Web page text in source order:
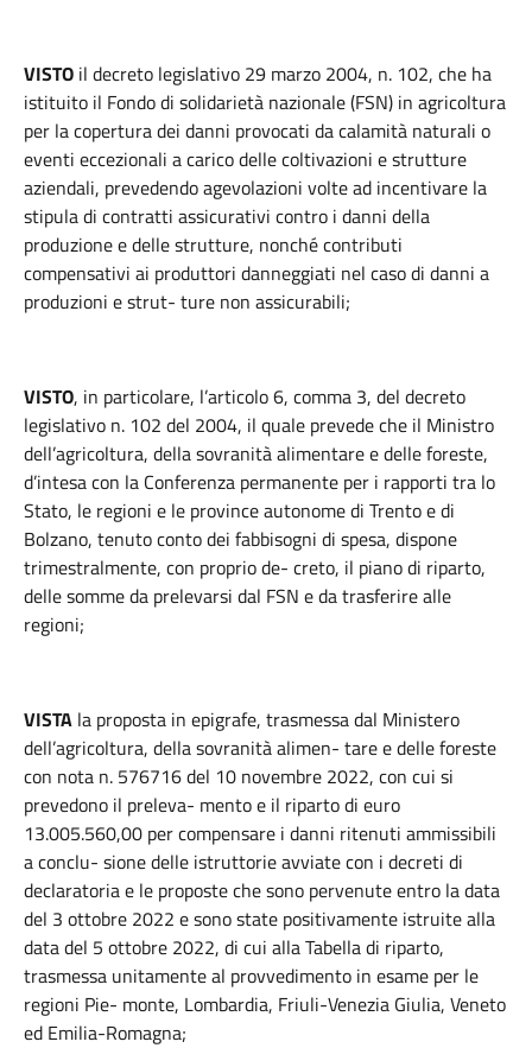
VISTO il decreto legislativo 29 marzo 2004, n. 102, che ha
istituito il Fondo di solidarietà nazionale (FSN) in agricoltura
per la copertura dei danni provocati da calamità naturali o
eventi eccezionali a carico delle coltivazioni e strutture
aziendali, prevedendo agevolazioni volte ad incentivare la
stipula di contratti assicurativi contro i danni della
produzione e delle strutture, nonché contributi
compensativi ai produttori danneggiati nel caso di danni a
produzioni e strut- ture non assicurabili;
VISTO, in particolare, l’articolo 6, comma 3, del decreto
legislativo n. 102 del 2004, il quale prevede che il Ministro
dell’agricoltura, della sovranità alimentare e delle foreste,
d’intesa con la Conferenza permanente per i rapporti tra lo
Stato, le regioni e le province autonome di Trento e di
Bolzano, tenuto conto dei fabbisogni di spesa, dispone
trimestralmente, con proprio de- creto, il piano di riparto,
delle somme da prelevarsi dal FSN e da trasferire alle
regioni;
VISTA la proposta in epigrafe, trasmessa dal Ministero
dell’agricoltura, della sovranità alimen- tare e delle foreste
con nota n. 576716 del 10 novembre 2022, con cui si
prevedono il preleva- mento e il riparto di euro
13.005.560,00 per compensare i danni ritenuti ammissibili
a conclu- sione delle istruttorie avviate con i decreti di
declaratoria e le proposte che sono pervenute entro la data
del 3 ottobre 2022 e sono state positivamente istruite alla
data del 5 ottobre 2022, di cui alla Tabella di riparto,
trasmessa unitamente al provvedimento in esame per le
regioni Pie- monte, Lombardia, Friuli-Venezia Giulia, Veneto
ed Emilia-Romagna;